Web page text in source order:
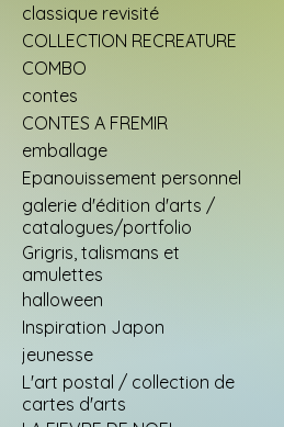
classique revisité
COLLECTION RECREATURE
COMBO
contes
CONTES A FREMIR
emballage
Epanouissement personnel
galerie d'édition d'arts /
catalogues/portfolio
Grigris, talismans et
amulettes
halloween
Inspiration Japon
jeunesse
L'art postal / collection de
cartes d'arts